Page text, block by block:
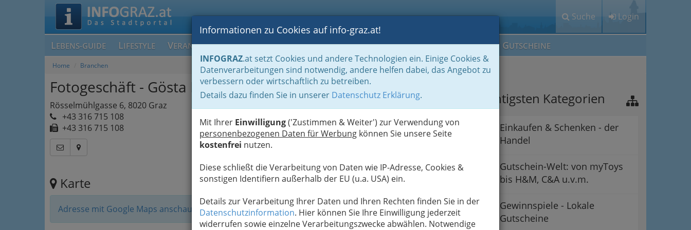
Suche Login
LEBENS-GUIDE LIFESTYLE VERANSTALTUNGEN BLOGS FOTOS GASTRONOMIE BRANCHEN MEIN IG GUTSCHEINE
Informationen zu Cookies auf info-graz.at!
INFOGRAZ.at setzt Cookies und andere Technologien ein. Einige Cookies &
Datenverarbeitungen sind notwendig, andere helfen dabei, das Angebot zu
verbessern oder wirtschaftlich zu betreiben.
Details dazu finden Sie in unserer Datenschutz Erklärung.
Mit Ihrer Einwilligung('Zustimmen & Weiter') zur Verwendung von
personenbezogenen Daten für Werbung können Sie unsere Seite
kostenfrei nutzen.
Diese schließt die Verarbeitung von Daten wie IP-Adresse, Cookies &
sonstigen Identifiern außerhalb der EU (u.a. USA) ein.
Details zur Verarbeitung Ihrer Daten und Ihren Rechten finden Sie in der
Datenschutzinformation. Hier können Sie Ihre Einwilligung jederzeit
widerrufen sowie einzelne Verarbeitungszwecke abwählen. Notwendige
Home Branchen
Fotogeschäft - Gösta Pongratz GesmbH
Rösselmühlgasse 6, 8020 Graz
+43 316 715 108
+43 316 715 108
Karte
Adresse mit Google Maps anschauen
Die wichtigsten Kategorien
Einkaufen & Schenken - der
Handel
Gutschein-Welt: von myToys
bis H&M, C&A u.v.m.
Gewinnspiele - Lokale
Gutscheine